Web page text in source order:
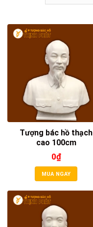
Tượng bác hồ thạch
cao 100cm
0₫
MUA NGAY